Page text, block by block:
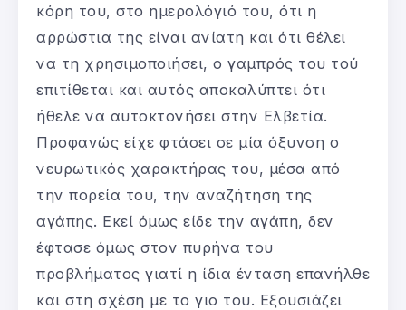
κόρη του, στο ημερολόγιό του, ότι η
αρρώστια της είναι ανίατη και ότι θέλει
να τη χρησιμοποιήσει, ο γαμπρός του τού
επιτίθεται και αυτός αποκαλύπτει ότι
ήθελε να αυτοκτονήσει στην Ελβετία.
Προφανώς είχε φτάσει σε μία όξυνση ο
νευρωτικός χαρακτήρας του, μέσα από
την πορεία του, την αναζήτηση της
αγάπης. Εκεί όμως είδε την αγάπη, δεν
έφτασε όμως στον πυρήνα του
προβλήματος γιατί η ίδια ένταση επανήλθε
και στη σχέση με το γιο του. Εξουσιάζει